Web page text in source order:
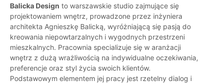
Balicka Design to warszawskie studio zajmujące się
projektowaniem wnętrz, prowadzone przez inżyniera
architekta Agnieszkę Balicką, wyróżniającą się pasją do
kreowania niepowtarzalnych i wygodnych przestrzeni
mieszkalnych. Pracownia specializuje się w aranżacji
wnętrz z dużą wrażliwością na indywidualne oczekiwania,
preferencje oraz styl życia swoich klientów.
Podstawowym elementem jej pracy jest rzetelny dialog i